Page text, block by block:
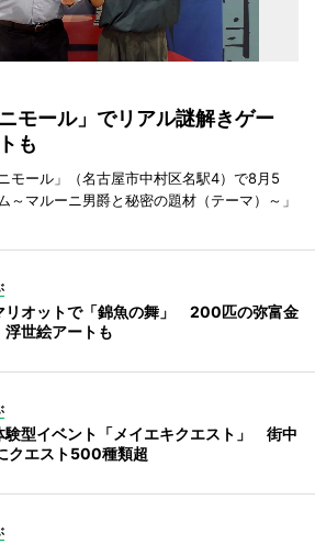
モール」でリアル謎解きゲー
も
モール」（名古屋市中村区名駅4）で8月5
～マルーニ男爵と秘密の題材（テーマ）～」
リオットで「錦魚の舞」 200匹の弥富金
浮世絵アートも
験型イベント「メイエキクエスト」 街中
クエスト500種類超